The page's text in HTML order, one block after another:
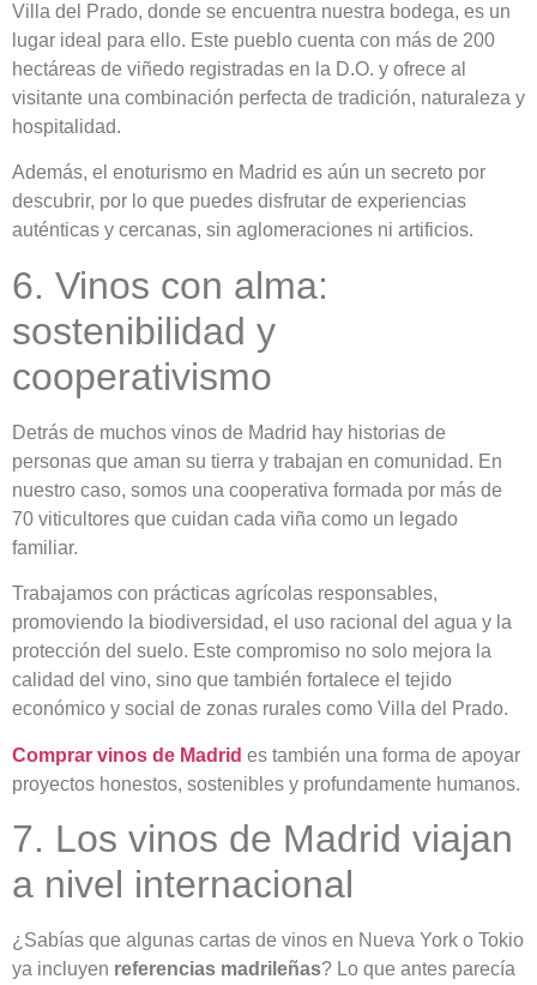
Villa del Prado, donde se encuentra nuestra bodega, es un
lugar ideal para ello. Este pueblo cuenta con más de 200
hectáreas de viñedo registradas en la D.O. y ofrece al
visitante una combinación perfecta de tradición, naturaleza y
hospitalidad.
Además, el enoturismo en Madrid es aún un secreto por
descubrir, por lo que puedes disfrutar de experiencias
auténticas y cercanas, sin aglomeraciones ni artificios.
6. Vinos con alma:
sostenibilidad y
cooperativismo
Detrás de muchos vinos de Madrid hay historias de
personas que aman su tierra y trabajan en comunidad. En
nuestro caso, somos una cooperativa formada por más de
70 viticultores que cuidan cada viña como un legado
familiar.
Trabajamos con prácticas agrícolas responsables,
promoviendo la biodiversidad, el uso racional del agua y la
protección del suelo. Este compromiso no solo mejora la
calidad del vino, sino que también fortalece el tejido
económico y social de zonas rurales como Villa del Prado.
Comprar vinos de Madrid es también una forma de apoyar
proyectos honestos, sostenibles y profundamente humanos.
7. Los vinos de Madrid viajan
a nivel internacional
¿Sabías que algunas cartas de vinos en Nueva York o Tokio
ya incluyen referencias madrileñas? Lo que antes parecía